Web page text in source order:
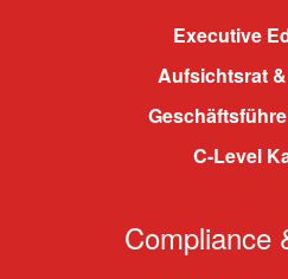
Executive
Aufsichtsrat
C-Level
Compliance